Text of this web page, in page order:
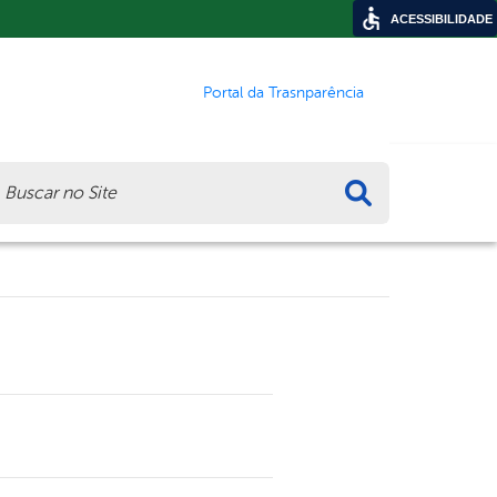
Portal da Trasnparência
ACESSIBILIDADE